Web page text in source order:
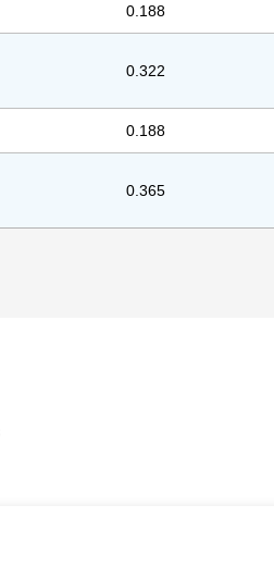
0.188
0.322
0.188
0.365